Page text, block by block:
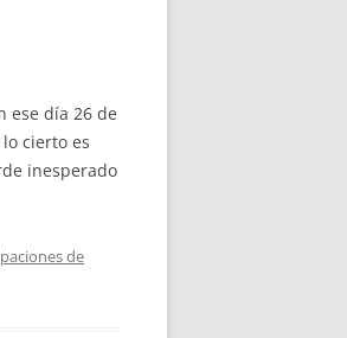
ese día 26 de
cierto es
inesperado
de